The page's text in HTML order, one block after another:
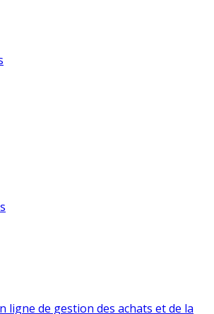
ligne de gestion des achats et de la